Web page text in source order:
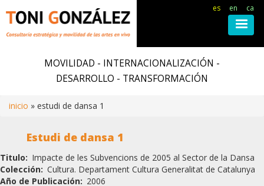
MOVILIDAD - INTERNACIONALIZACIÓN -
DESARROLLO - TRANSFORMACIÓN
de
inicio estudi de dansa 1
es en ca
Estudi de dansa 1
Titulo
Impacte de les Subvencions de 2005 al Sector de la Dansa
Colección Cultura. Departament Cultura Generalitat de Catalunya
Año de Publicación
2006